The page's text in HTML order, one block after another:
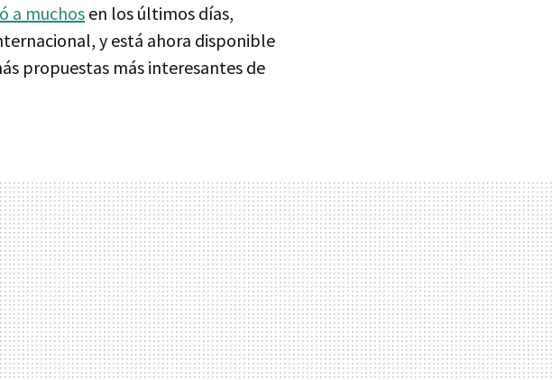
a muchosen los últimos días,
y está ahora disponible
propuestas más interesantes de